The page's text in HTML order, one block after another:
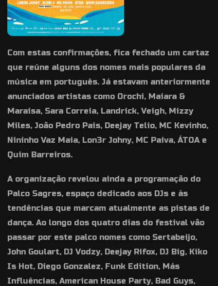
Com estas confirmações, fica fechado um cartaz
que reúne alguns dos nomes mais populares da
música em português. Já estavam anteriormente
anunciados artistas como Orochi, Maiara &
Maraisa, Sara Correia, Landrick, Veigh, Mizzy
Miles, João Pedro Pais, Deejay Telio, MC Kevinho,
Nininho Vaz Maia, Lon3r Johny, MC Paiva, ÁTOA e
Quim Barreiros.
A organização revelou ainda a programação do
Palco Sagres, espaço dedicado aos DJs e às
tendências que marcam atualmente as pistas de
dança. Ao longo dos quatro dias do festival vão
passar por este palco nomes como Sertabeijo,
John Goulart, DJ Vodzy, Deejay Rifox, DJ Big, Kiko
Is Hot, Diego Gonzalez, Funk Edition, Más
Influências, American House Party, Bad Guys,